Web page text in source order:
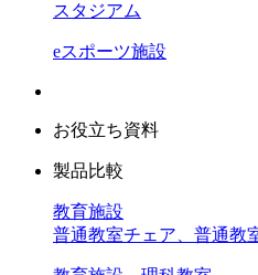
スタジアム
eスポーツ施設
お役立ち資料
製品比較
教育施設
普通教室チェア、普通教